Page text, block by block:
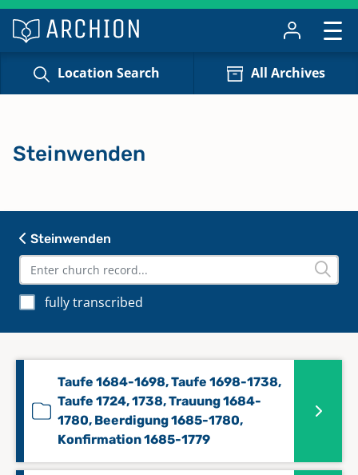
Location Search All Archives
Steinwenden
fully transcribed
Taufe 1684-1698, Taufe 1698-1738,
Taufe 1724, 1738, Trauung 1684-
1780, Beerdigung 1685-1780,
Konfirmation 1685-1779
Steinwenden